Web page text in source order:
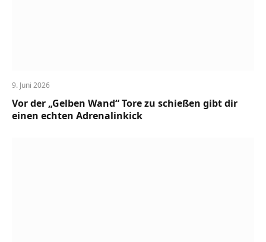
9. Juni 2026
Vor der „Gelben Wand“ Tore zu schießen gibt dir
einen echten Adrenalinkick